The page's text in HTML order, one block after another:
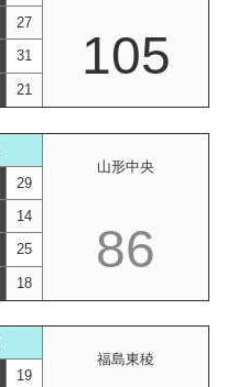
27
105
31
21
山形中央
29
14
86
25
18
福島東稜
19